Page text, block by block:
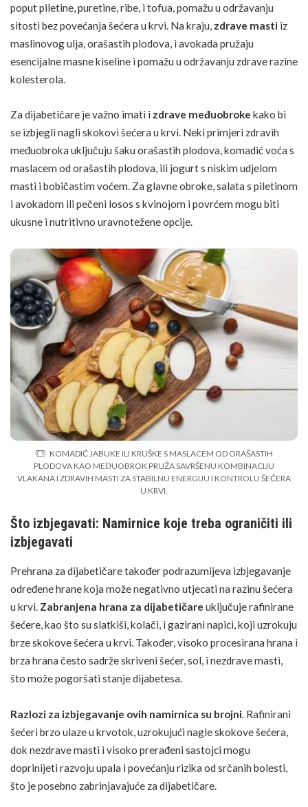
poput piletine, puretine, ribe, i tofua, pomažu u održavanju
sitosti bez povećanja šećera u krvi. Na kraju, zdrave masti iz
maslinovog ulja, orašastih plodova , i avokada pružaju
esencijalne masne kiseline i pomažu u održavanju zdrave razine
kolesterola.
Za dijabetičare je važno imati i zdrave međuobroke kako bi
se izbjegli nagli skokovi šećera u krvi. Neki primjeri zdravih
međuobroka uključuju šaku orašastih plodova, komadić voća s
maslacem od orašastih plodova, ili jogurt s niskim udjelom
masti i bobičastim voćem. Za glavne obroke, salata s piletinom
i avokadom ili pečeni losos s kvinojom i povrćem mogu biti
ukusne i nutritivno uravnotežene opcije.
KOMADIĆ JABUKE ILI KRUŠKE S MASLACEM OD ORAŠASTIH
PLODOVA KAO MEĐUOBROK PRUŽA SAVRŠENU KOMBINACIJU
VLAKANA I ZDRAVIH MASTI ZA STABILNU ENERGIJU I KONTROLU ŠEĆERA
U KRVI.
Što izbjegavati: Namirnice koje treba ograničiti ili
izbjegavati
Prehrana za dijabetičare također podrazumijeva izbjegavanje
određene hrane koja može negativno utjecati na razinu šećera
u krvi. Zabranjena hrana za dijabetičare uključuje rafinirane
šećere, kao što su slatkiši, kolači, i gazirani napici, koji uzrokuju
brze skokove šećera u krvi. Također, visoko procesirana hrana i
brza hrana često sadrže skriveni šećer, sol, i nezdrave masti,
što može pogoršati stanje dijabetesa.
Razlozi za izbjegavanje ovih namirnica su brojni. Rafinirani
šećeri brzo ulaze u krvotok, uzrokujući nagle skokove šećera,
dok nezdrave masti i visoko prerađeni sastojci mogu
doprinijeti razvoju upala i povećanju rizika od srčanih bolesti,
što je posebno zabrinjavajuće za dijabetičare.